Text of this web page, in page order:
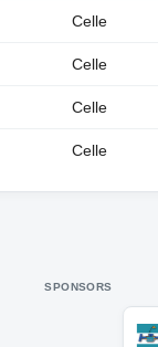
Celle
Celle
Celle
Celle
SPONSORS